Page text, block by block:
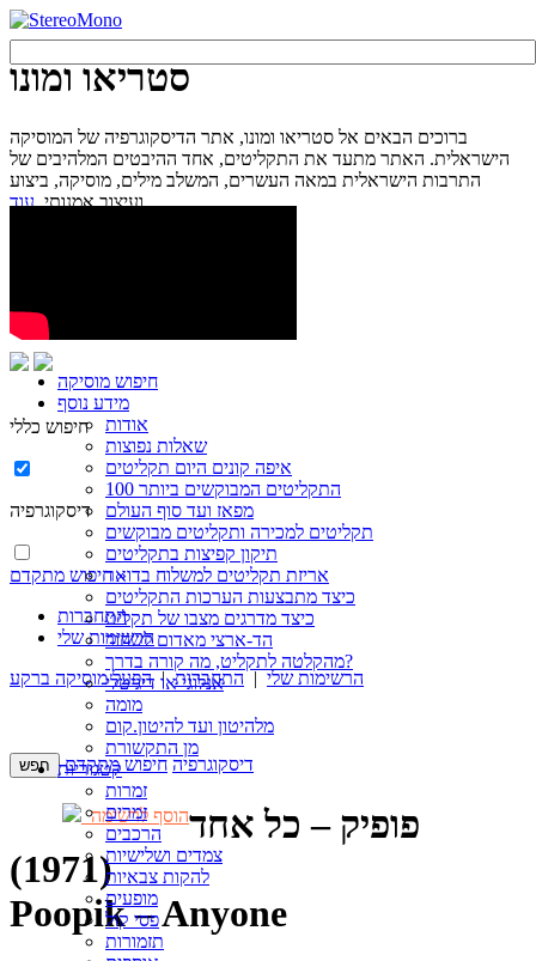
סטריאו ומונו
ברוכים הבאים אל סטריאו ומונו, אתר הדיסקוגרפיה של המוסיקה
הישראלית. האתר מתעד את התקליטים, אחד ההיבטים המלהיבים של
התרבות הישראלית במאה העשרים, המשלב מילים, מוסיקה, ביצוע
ועיצוב אמנותי.עוד...
חיפוש מוסיקה
מידע נוסף
אודות
שאלות נפוצות
איפה קונים היום תקליטים
100 התקליטים המבוקשים ביותר
מפאז ועד סוף העולם
תקליטים למכירה ותקליטים מבוקשים
תיקון קפיצות בתקליטים
אריזת תקליטים למשלוח בדואר
כיצד מתבצעות הערכות התקליטים
כיצד מדרגים מצבו של תקליט
הד-ארצי מאדום לשחור
מהקלטה לתקליט, מה קורה בדרך?
אנלוגי או דיגיטלי
מומה
מלהיטון ועד להיטון.קום
מן התקשורת
קטגוריות
זמרות
זמרים
הרכבים
צמדים ושלישיות
להקות צבאיות
מופעים
פסי קול
תזמורות
חיפוש כללי
דיסקוגרפיה
חיפוש מתקדם »
התחברות
הרשימות שלי
הרשימות שלי |התחברות|הפעל מוסיקה ברקע
דיסקוגרפיה חיפוש מתקדם
הוסף לרשימהפופיק – כל אחד
(1971)
Poopik – Anyone